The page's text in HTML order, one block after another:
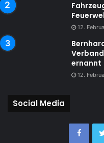
12.
ernannt
12.
Social Media